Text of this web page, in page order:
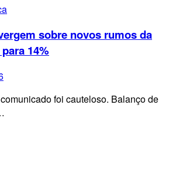
sobre novos rumos da
14%
foi cauteloso. Balanço de